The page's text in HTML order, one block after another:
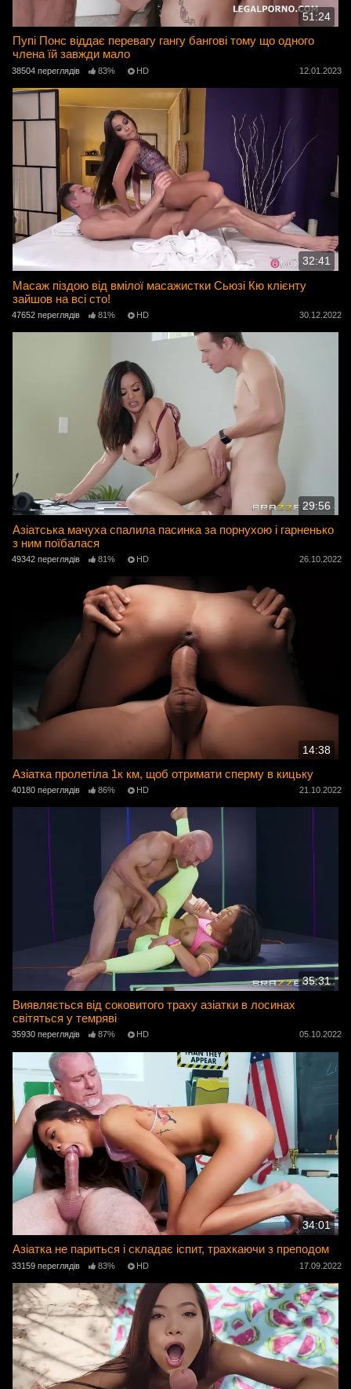
51:24
Пупі Понс віддає перевагу гангу бангові тому що одного
члена їй завжди мало
38504 переглядів 83% HD 12.01.2023
32:41
Масаж піздою від вмілої масажистки Сьюзі Кю клієнту
зайшов на всі сто!
47652 переглядів 81% HD 30.12.2022
29:56
Азіатська мачуха спалила пасинка за порнухою і гарненько
з ним поїбалася
49342 переглядів 81% HD 26.10.2022
14:38
Азіатка пролетіла 1к км, щоб отримати сперму в кицьку
40180 переглядів 86% HD 21.10.2022
35:31
Виявляється від соковитого траху азіатки в лосинах
світяться у темряві
35930 переглядів 87% HD 05.10.2022
34:01
Азіатка не париться і складає іспит, трахкаючи з преподом
33159 переглядів 83% HD 17.09.2022